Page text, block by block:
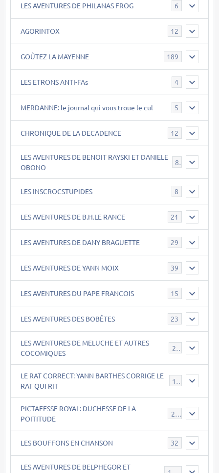
LES AVENTURES DE PHILANAS FROG 6
AGORINTOX 12
GOÛTEZ LA MAYENNE 189
LES ETRONS ANTI-FAs 4
MERDANNE: le journal qui vous troue le cul 5
CHRONIQUE DE LA DECADENCE 12
LES AVENTURES DE BENOIT RAYSKI ET DANIELE
OBONO
8
LES INSCROCSTUPIDES 8
LES AVENTURES DE B.H.LE RANCE 21
LES AVENTURES DE DANY BRAGUETTE 29
LES AVENTURES DE YANN MOIX 39
LES AVENTURES DU PAPE FRANCOIS 15
LES AVENTURES DES BOBÊTES 23
LES AVENTURES DE MELUCHE ET AUTRES
COCOMIQUES
22
LE RAT CORRECT: YANN BARTHES CORRIGE LE
RAT QUI RIT
15
PICTAFESSE ROYAL: DUCHESSE DE LA
POITITUDE
23
LES BOUFFONS EN CHANSON 32
LES AVENTURES DE BELPHEGOR ET